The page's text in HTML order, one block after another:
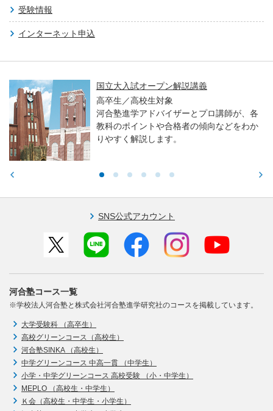
受験情報
インターネット申込
国立大入試オープン解説講義
高卒生／高校生対象
河合塾進学アドバイザーとプロ講師が、各
教科のポイントや合格者の傾向などをわか
りやすく解説します。
SNS公式アカウント
河合塾コース一覧
※学校法人河合塾と株式会社河合塾進学研究社のコースを掲載しています。
大学受験科 （高卒生）
高校グリーンコース（高校生）
河合塾SINKA （高校生）
中学グリーンコース 中高一貫 （中学生）
小学・中学グリーンコース 高校受験 （小・中学生）
MEPLO （高校生・中学生）
Ｋ会（高校生・中学生・小学生）